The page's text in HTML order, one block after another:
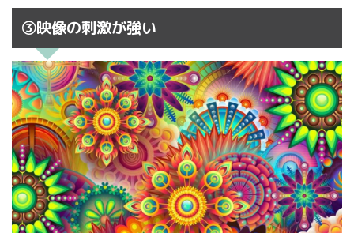
③映像の刺激が強い